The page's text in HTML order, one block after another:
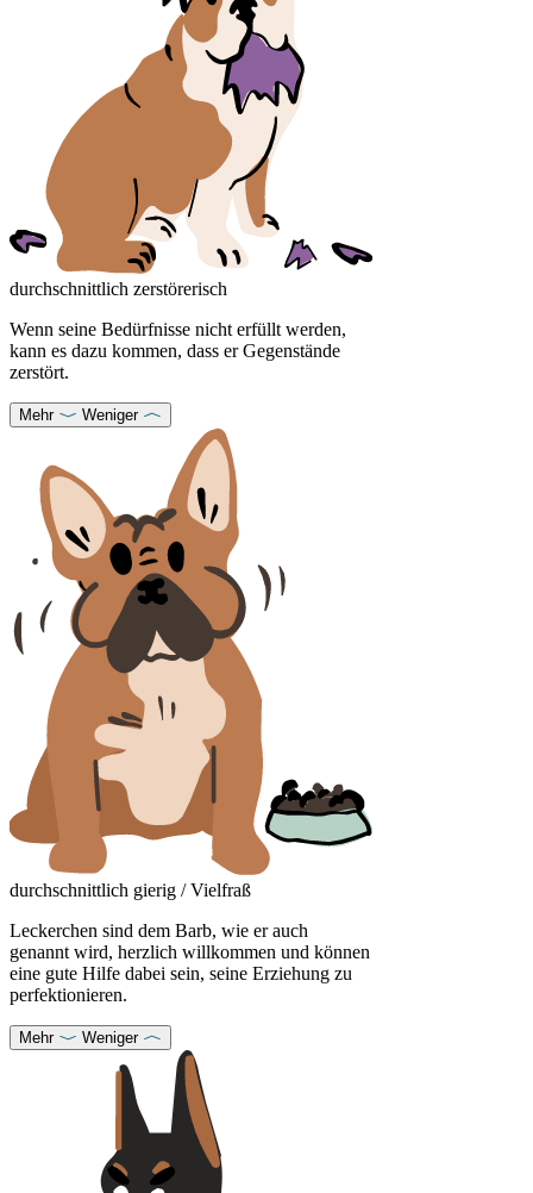
durchschnittlich zerstörerisch
Wenn seine Bedürfnisse nicht erfüllt werden,
kann es dazu kommen, dass er Gegenstände
zerstört.
Mehr Weniger
durchschnittlich gierig / Vielfraß
Leckerchen sind dem Barb, wie er auch
genannt wird, herzlich willkommen und können
eine gute Hilfe dabei sein, seine Erziehung zu
perfektionieren.
Mehr Weniger